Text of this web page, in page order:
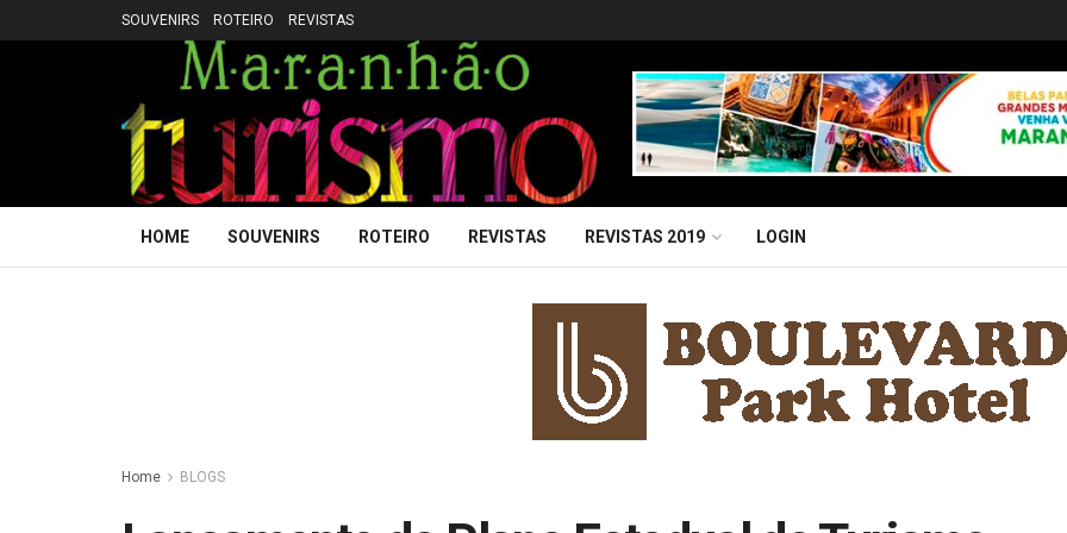
SOUVENIRS ROTEIRO REVISTAS
HOME SOUVENIRS ROTEIRO REVISTAS REVISTAS 2019 LOGIN
Home BLOGS